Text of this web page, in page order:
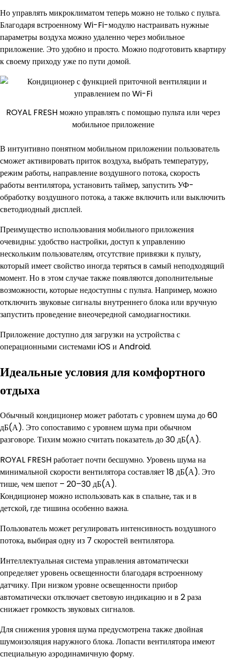
Но управлять микроклиматом теперь можно не только с пульта.
Благодаря встроенному Wi-Fi-модулю настраивать нужные
параметры воздуха можно удаленно через мобильное
приложение. Это удобно и просто. Можно подготовить квартиру
к своему приходу уже по пути домой.
ROYAL FRESH можно управлять с помощью пульта или через
мобильное приложение
В интуитивно понятном мобильном приложении пользователь
сможет активировать приток воздуха, выбрать температуру,
режим работы, направление воздушного потока, скорость
работы вентилятора, установить таймер, запустить УФ-
обработку воздушного потока, а также включить или выключить
светодиодный дисплей.
Преимущество использования мобильного приложения
очевидны: удобство настройки, доступ к управлению
нескольким пользователям, отсутствие привязки к пульту,
который имеет свойство иногда теряться в самый неподходящий
момент. Но в этом случае также появляются дополнительные
возможности, которые недоступны с пульта. Например, можно
отключить звуковые сигналы внутреннего блока или вручную
запустить проведение внеочередной самодиагностики.
Приложение доступно для загрузки на устройства с
операционными системами iOS и Android.
Идеальные условия для комфортного
отдыха
Обычный кондиционер может работать с уровнем шума до 60
дБ(А). Это сопоставимо с уровнем шума при обычном
разговоре. Тихим можно считать показатель до 30 дБ(А).
ROYAL FRESH работает почти бесшумно. Уровень шума на
минимальной скорости вентилятора составляет 18 дБ(А). Это
тише, чем шепот – 20–30 дБ(А).
Кондиционер можно использовать как в спальне, так и в
детской, где тишина особенно важна.
Пользователь может регулировать интенсивность воздушного
потока, выбирая одну из 7 скоростей вентилятора.
Интеллектуальная система управления автоматически
определяет уровень освещенности благодаря встроенному
датчику. При низком уровне освещенности прибор
автоматически отключает световую индикацию и в 2 раза
снижает громкость звуковых сигналов.
Для снижения уровня шума предусмотрена также двойная
шумоизоляция наружного блока. Лопасти вентилятора имеют
специальную аэродинамичную форму.